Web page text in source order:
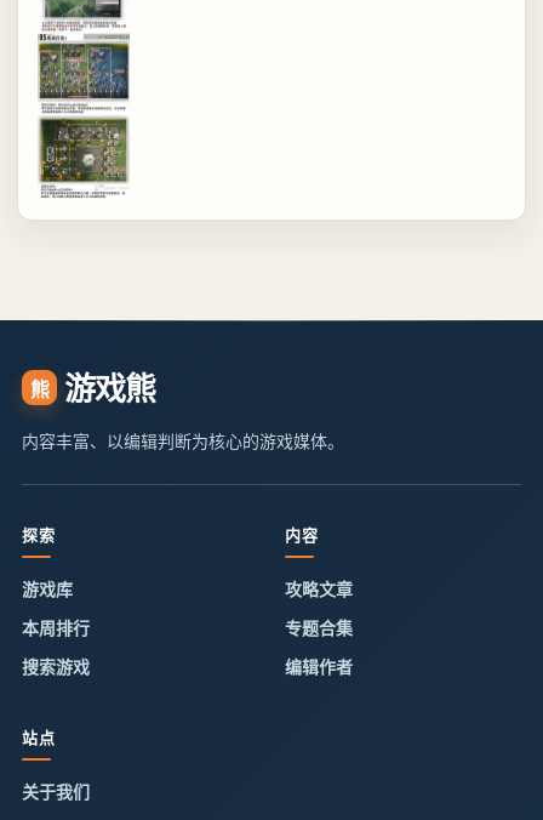
熊 游戏熊
内容丰富、以编辑判断为核心的游戏媒体。
探索
游戏库
本周排行
搜索游戏
内容
攻略文章
专题合集
编辑作者
站点
关于我们